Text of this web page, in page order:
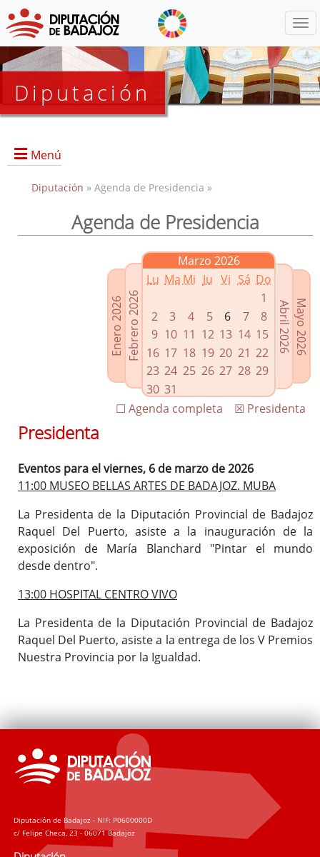
Diputación
Menú
Presidencia
Enlaces relacionados
Agenda de Presidencia
Plenos provinciales y Juntas de gobierno
Oficina de Proyectos Europeos
Diputación » Agenda de Presidencia »
Agenda de Presidencia
Enero 2026Febrero 2026
Marzo 2026
Lu Ma Mi Ju Vi Sá Do
1
2
3 4 5 6 7
8
9 10 11 12 13 14 15
16 17 18 19 20 21 22
23 24 25 26 27 28 29
30 31
Mayo 2026
Abril 2026
☒ Presidenta
☐ Agenda completa
Presidenta
Eventos para el viernes, 6 de marzo de 2026
11:00 MUSEO BELLAS ARTES DE BADAJOZ. MUBA
La Presidenta de la Diputación Provincial de Badajoz
Raquel Del Puerto, asiste a la inauguración de la
exposición de María Blanchard "Pintar el mundo
desde dentro".
13:00 HOSPITAL CENTRO VIVO
La Presidenta de la Diputación Provincial de Badajoz
Raquel Del Puerto, asiste a la entrega de los V Premios
Nuestra Provincia por la Igualdad.
Diputación de Badajoz - NIF: P0600000D
c/ Felipe Checa, 23 - 06071 Badajoz